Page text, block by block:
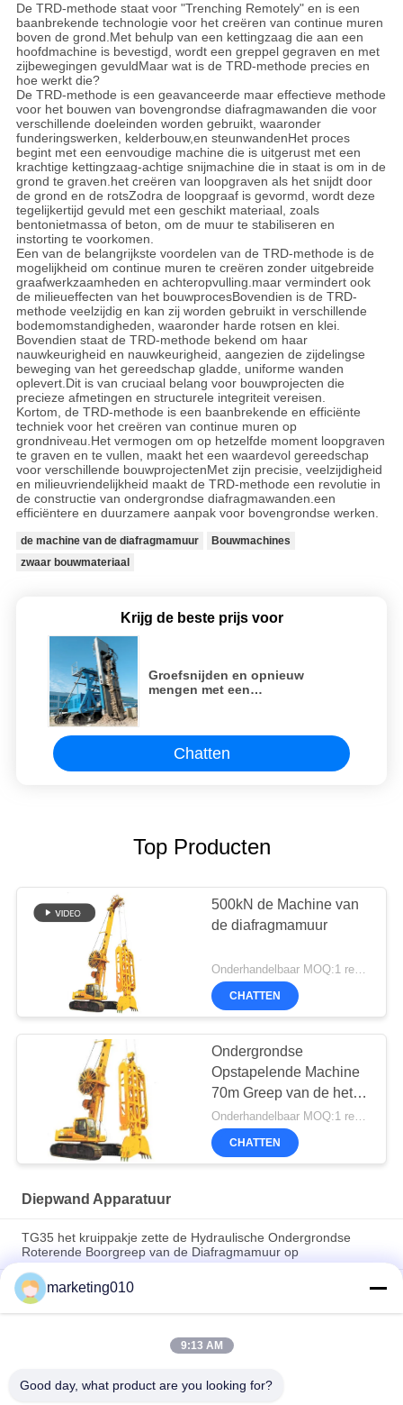
De TRD-methode staat voor "Trenching Remotely" en is een
baanbrekende technologie voor het creëren van continue muren
boven de grond.Met behulp van een kettingzaag die aan een
hoofdmachine is bevestigd, wordt een greppel gegraven en met
zijbewegingen gevuldMaar wat is de TRD-methode precies en
hoe werkt die?
De TRD-methode is een geavanceerde maar effectieve methode
voor het bouwen van bovengrondse diafragmawanden die voor
verschillende doeleinden worden gebruikt, waaronder
funderingswerken, kelderbouw,en steunwandenHet proces
begint met een eenvoudige machine die is uitgerust met een
krachtige kettingzaag-achtige snijmachine die in staat is om in de
grond te graven.het creëren van loopgraven als het snijdt door
de grond en de rotsZodra de loopgraaf is gevormd, wordt deze
tegelijkertijd gevuld met een geschikt materiaal, zoals
bentonietmassa of beton, om de muur te stabiliseren en
instorting te voorkomen.
Een van de belangrijkste voordelen van de TRD-methode is de
mogelijkheid om continue muren te creëren zonder uitgebreide
graafwerkzaamheden en achteropvulling.maar vermindert ook
de milieueffecten van het bouwprocesBovendien is de TRD-
methode veelzijdig en kan zij worden gebruikt in verschillende
bodemomstandigheden, waaronder harde rotsen en klei.
Bovendien staat de TRD-methode bekend om haar
nauwkeurigheid en nauwkeurigheid, aangezien de zijdelingse
beweging van het gereedschap gladde, uniforme wanden
oplevert.Dit is van cruciaal belang voor bouwprojecten die
precieze afmetingen en structurele integriteit vereisen.
Kortom, de TRD-methode is een baanbrekende en efficiënte
techniek voor het creëren van continue muren op
grondniveau.Het vermogen om op hetzelfde moment loopgraven
te graven en te vullen, maakt het een waardevol gereedschap
voor verschillende bouwprojectenMet zijn precisie, veelzijdigheid
en milieuvriendelijkheid maakt de TRD-methode een revolutie in
de constructie van ondergrondse diafragmawanden.een
efficiëntere en duurzamere aanpak voor bovengrondse werken.
de machine van de diafragmamuur
Bouwmachines
zwaar bouwmateriaal
Krijg de beste prijs voor
Groefsnijden en opnieuw
mengen met een
Chatten
Top Producten
500kN de Machine van
de diafragmamuur
Onderhandelbaar MOQ:1 reeks
CHATTEN
Ondergrondse
Opstapelende Machine
70m Greep van de het
Diafragmamuur van
261kw de Hydraulische
CHATTEN
Diepwand Apparatuur
TG35 het kruippakje zette de Hydraulische Ondergrondse
Roterende Boorgreep van de Diafragmamuur op
60m Diepte 1200mm de Muurmateriaal van het Breedte350kn
Diafragma
80 meterdiepte 1.5m Greep van de het Diafragmamuur van de
muurbreedte de Hydraulische Ondergrondse voor de steun
marketing010
9:13 AM
Good day, what product are you looking for?